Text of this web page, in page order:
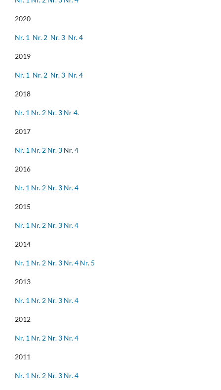
2020
Nr. 1 Nr. 2 Nr. 3 Nr. 4
2019
Nr. 1 Nr. 2 Nr. 3 Nr. 4
2018
Nr. 1 Nr. 2 Nr. 3 Nr 4.
2017
Nr. 1 Nr. 2 Nr. 3 Nr. 4
2016
Nr. 1 Nr. 2 Nr. 3 Nr. 4
2015
Nr. 1 Nr. 2 Nr. 3 Nr. 4
2014
Nr. 1 Nr. 2 Nr. 3 Nr. 4 Nr. 5
2013
Nr. 1 Nr. 2 Nr. 3 Nr. 4
2012
Nr. 1 Nr. 2 Nr. 3 Nr. 4
2011
Nr. 1 Nr. 2 Nr. 3 Nr. 4